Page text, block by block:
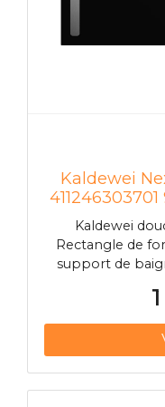
Kaldewei
Kaldewei
Kaldewei
Rectangle de
support de
de vidange à
avec vidage
max.192 mm
4122 ultra-plat:
Surface